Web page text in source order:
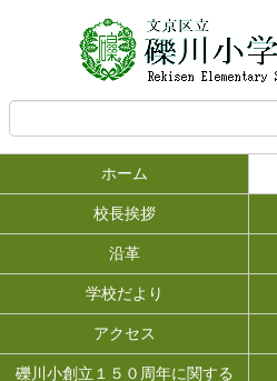
ホーム
校長挨拶
沿革
学校だより
アクセス
礫川小創立１５０周年に関する